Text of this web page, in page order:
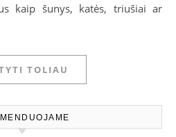
kaip šunys, katės, triušiai ar
TOLIAU